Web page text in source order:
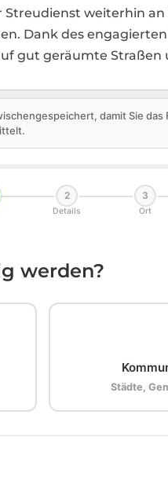
Streudienst weiterhin
Dank des
gut geräumte Straßen
damit Sie
2
Details
3
Ort
werden?
Städte,